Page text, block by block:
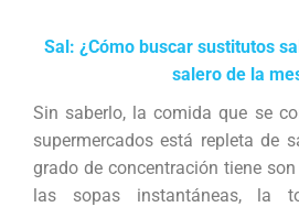
Sal: ¿Cómo buscar sustitutos
salero de la
Sin saberlo, la comida que se
supermercados está repleta de
grado de concentración tiene
las sopas instantáneas, la